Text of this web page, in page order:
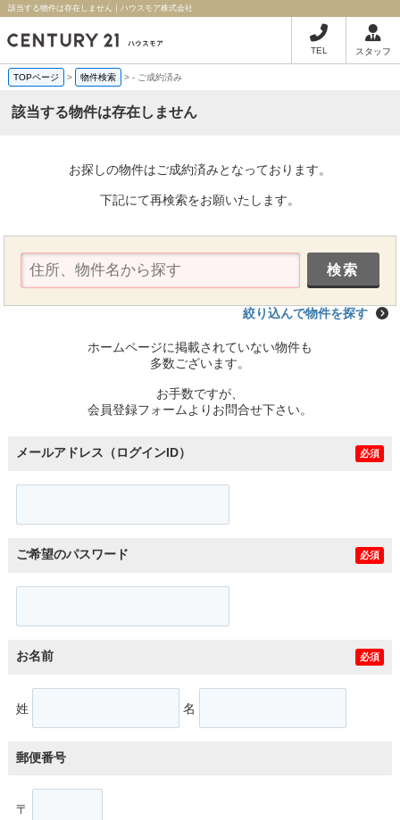
該当する物件は存在しません｜ハウスモア株式会社
TEL スタッフ
TOPページ > 物件検索 >- ご成約済み
該当する物件は存在しません
お探しの物件はご成約済みとなっております。
下記にて再検索をお願いたします。
絞り込んで物件を探す
ホームページに掲載されていない物件も
多数ございます。
お手数ですが、
会員登録フォームよりお問合せ下さい。
メールアドレス（ログインID） 必須
ご希望のパスワード 必須
お名前 必須
姓 名
郵便番号
〒